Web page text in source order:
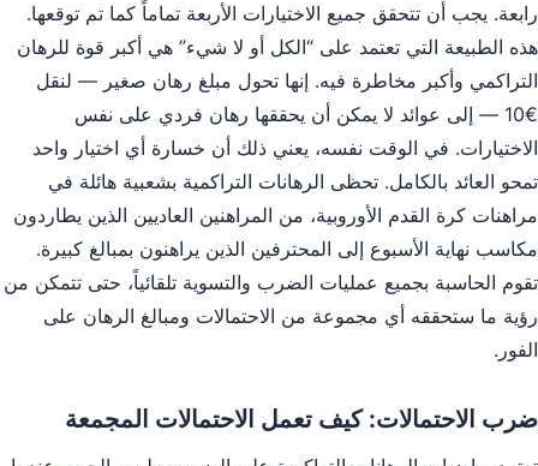
رابعة. يجب أن تتحقق جميع الاختيارات الأربعة تماماً كما تم توقعها.
هذه الطبيعة التي تعتمد على “الكل أو لا شيء” هي أكبر قوة للرهان
التراكمي وأكبر مخاطرة فيه. إنها تحول مبلغ رهان صغير — لنقل
€10 — إلى عوائد لا يمكن أن يحققها رهان فردي على نفس
الاختيارات. في الوقت نفسه، يعني ذلك أن خسارة أي اختيار واحد
تمحو العائد بالكامل. تحظى الرهانات التراكمية بشعبية هائلة في
مراهنات كرة القدم الأوروبية، من المراهنين العاديين الذين يطاردون
مكاسب نهاية الأسبوع إلى المحترفين الذين يراهنون بمبالغ كبيرة.
تقوم الحاسبة بجميع عمليات الضرب والتسوية تلقائياً، حتى تتمكن من
رؤية ما ستحققه أي مجموعة من الاحتمالات ومبالغ الرهان على
الفور.
ضرب الاحتمالات: كيف تعمل الاحتمالات المجمعة